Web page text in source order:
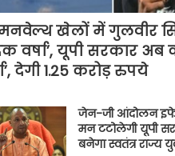
खेलों में गुलवीर
वर्षा’, यूपी सरकार अब
देगी 1.25 करोड़ रुपये
जेन-जी आंदोलन
मन टटोलेगी यूपी
बनेगा स्वतंत्र राज्य